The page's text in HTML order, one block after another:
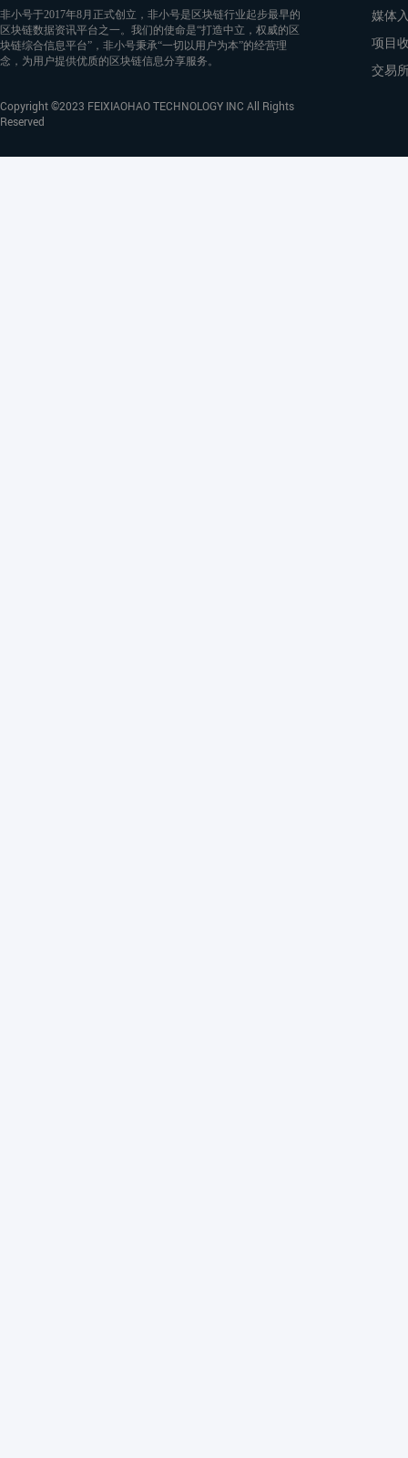
非小号于2017年8月正式创立，非小号是区块链行业起步最早的
区块链数据资讯平台之一。我们的使命是“打造中立，权威的区
块链综合信息平台”，非小号秉承“一切以用户为本”的经营理
念，为用户提供优质的区块链信息分享服务。
Copyright ©2023 FEIXIAOHAO TECHNOLOGY INC All Rights
Reserved
媒体
项目
交易